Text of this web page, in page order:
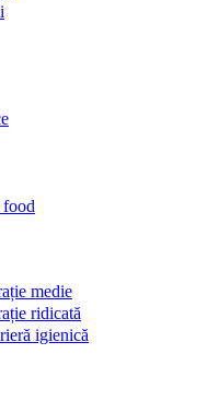
food
medie
ridicată
igienică